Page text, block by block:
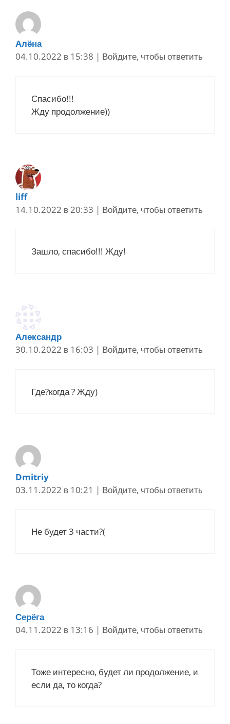
Алёна
04.10.2022 в 15:38 | Войдите, чтобы ответить
Спасибо!!!
Жду продолжение))
liff
14.10.2022 в 20:33 | Войдите, чтобы ответить
Зашло, спасибо!!! Жду!
Александр
30.10.2022 в 16:03 | Войдите, чтобы ответить
Где?когда ? Жду)
Dmitriy
03.11.2022 в 10:21 | Войдите, чтобы ответить
Не будет 3 части?(
Серёга
04.11.2022 в 13:16 | Войдите, чтобы ответить
Тоже интересно, будет ли продолжение, и
если да, то когда?